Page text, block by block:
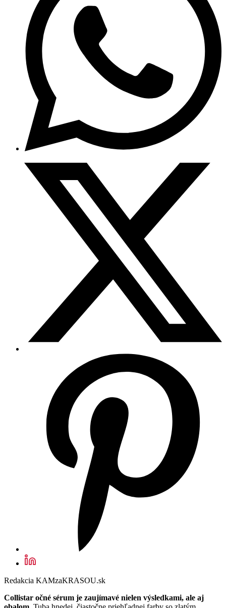
Redakcia KAMzaKRASOU.sk
Collistar očné sérum je zaujímavé nielen výsledkami, ale aj